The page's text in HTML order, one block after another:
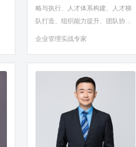
略与执行、人才体系构建、人才梯
队打造、组织能力提升、团队协
企业管理实战专家